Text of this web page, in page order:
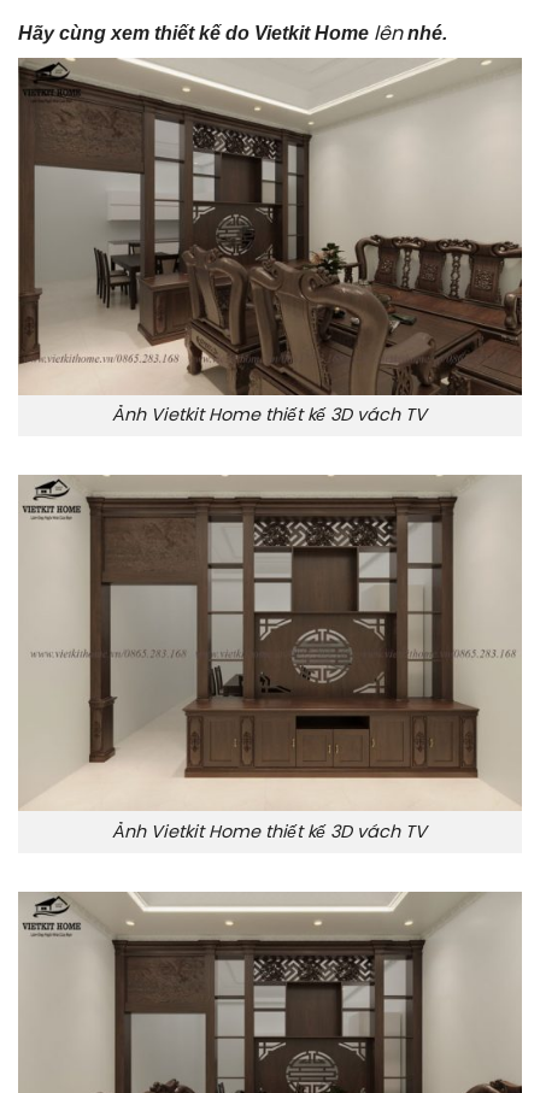
Hãy cùng xem thiết kế do Vietkit Home lênnhé.
Ảnh Vietkit Home thiết kế 3D vách TV
Ảnh Vietkit Home thiết kế 3D vách TV